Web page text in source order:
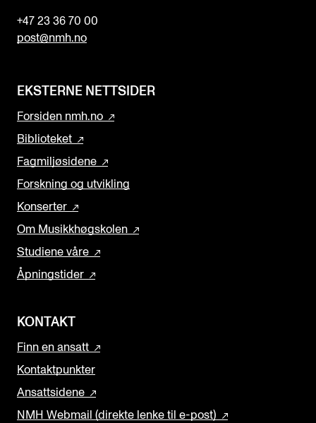
+47 23 36 70 00
post@nmh.no
EKSTERNE NETTSIDER
Forsiden nmh.no
Biblioteket
Fagmiljøsidene
Forskning og utvikling
Konserter
Om Musikkhøgskolen
Studiene våre
Åpningstider
KONTAKT
Finn en ansatt
Kontaktpunkter
Ansattsidene
NMH Webmail (direkte lenke til e-post)